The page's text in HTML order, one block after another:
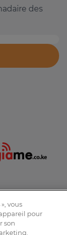
des
confidentialité
Dakar
vous
pour
son